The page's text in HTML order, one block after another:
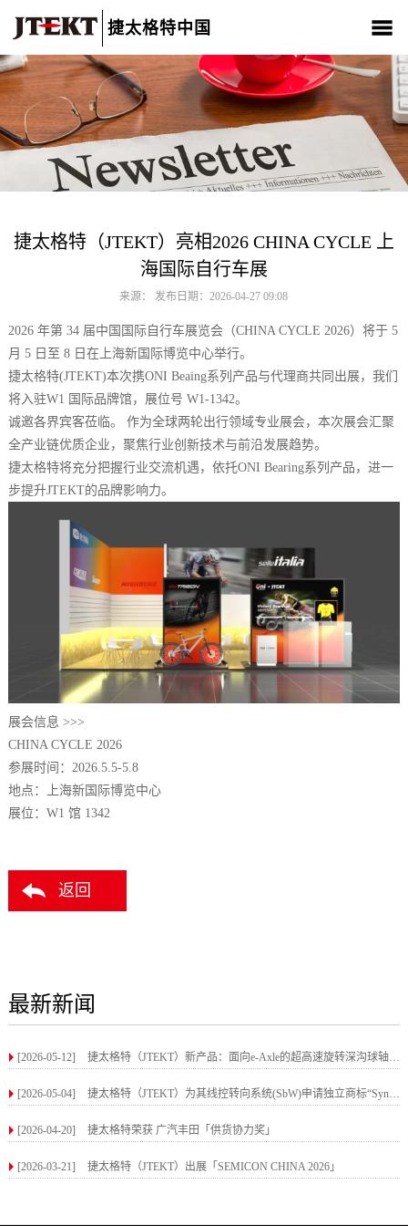
捷太格特中国
关于我们 产品介绍 新闻中心 CSR 人材招聘
联系我们
捷太格特（JTEKT）亮相2026 CHINA CYCLE 上
海国际自行车展
来源： 发布日期：2026-04-27 09:08
2026 年第 34 届中国国际自行车展览会（CHINA CYCLE 2026）将于 5
月 5 日至 8 日在上海新国际博览中心举行。
捷太格特(JTEKT)本次携ONI Beaing系列产品与代理商共同出展，我们
将入驻W1 国际品牌馆，展位号 W1-1342。
诚邀各界宾客莅临。 作为全球两轮出行领域专业展会，本次展会汇聚
全产业链优质企业，聚焦行业创新技术与前沿发展趋势。
捷太格特将充分把握行业交流机遇，依托ONI Bearing系列产品，进一
步提升JTEKT的品牌影响力。
展会信息 >>>
CHINA CYCLE 2026
参展时间：2026.5.5-5.8
地点：上海新国际博览中心
展位：W1 馆 1342
返回
最新新闻
[2026-05-12] 捷太格特（JTEKT）新产品：面向e-Axle的超高速旋转深沟球轴承，最高转速可达40,000 r/min
[2026-05-04] 捷太格特（JTEKT）为其线控转向系统(SbW)申请独立商标“Syncusteer”，今后将以该品牌启动市场推
[2026-04-20] 捷太格特荣获 广汽丰田「供货协力奖」
[2026-03-21] 捷太格特（JTEKT）出展「SEMICON CHINA 2026」